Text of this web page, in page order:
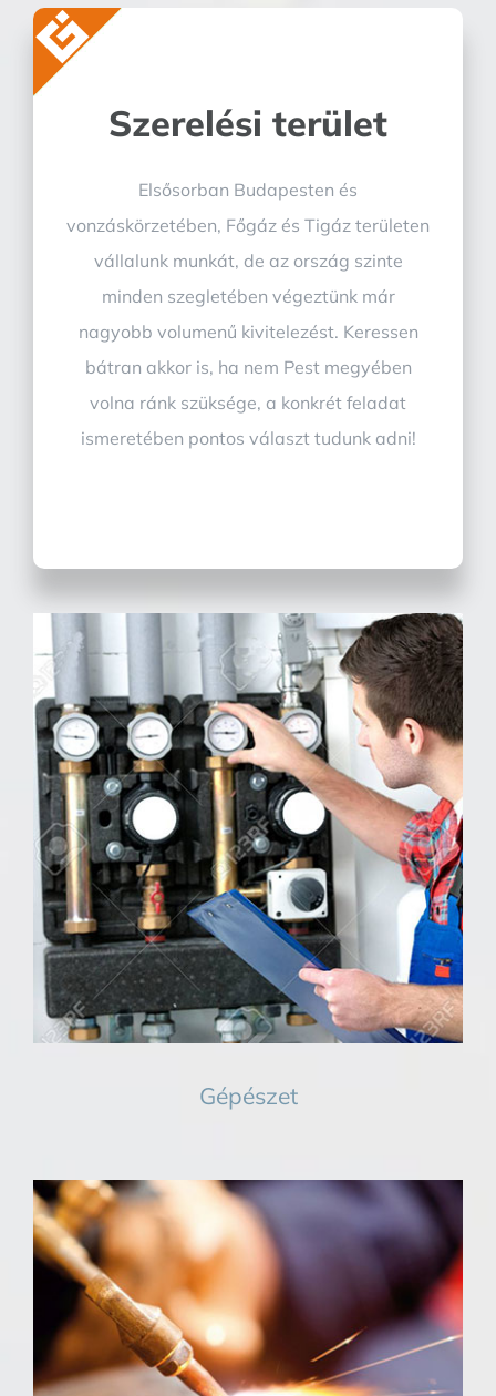
Szerelési terület
Elsősorban Budapesten és
vonzáskörzetében, Főgáz és Tigáz területen
vállalunk munkát, de az ország szinte
minden szegletében végeztünk már
nagyobb volumenű kivitelezést. Keressen
bátran akkor is, ha nem Pest megyében
volna ránk szüksége, a konkrét feladat
ismeretében pontos választ tudunk adni!
Gépészet